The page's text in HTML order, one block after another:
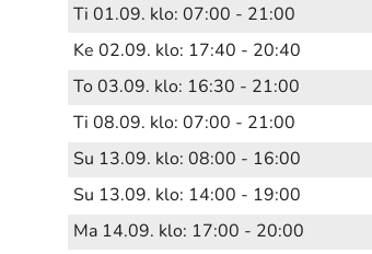
Ti 01.09. klo: 07:00 - 21:00
Ke 02.09. klo: 17:40 - 20:40
To 03.09. klo: 16:30 - 21:00
Ti 08.09. klo: 07:00 - 21:00
Su 13.09. klo: 08:00 - 16:00
Su 13.09. klo: 14:00 - 19:00
Ma 14.09. klo: 17:00 - 20:00